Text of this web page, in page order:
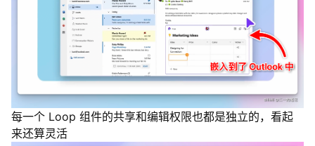
每一个 Loop 组件的共享和编辑权限也都是独立的，看起
来还算灵活